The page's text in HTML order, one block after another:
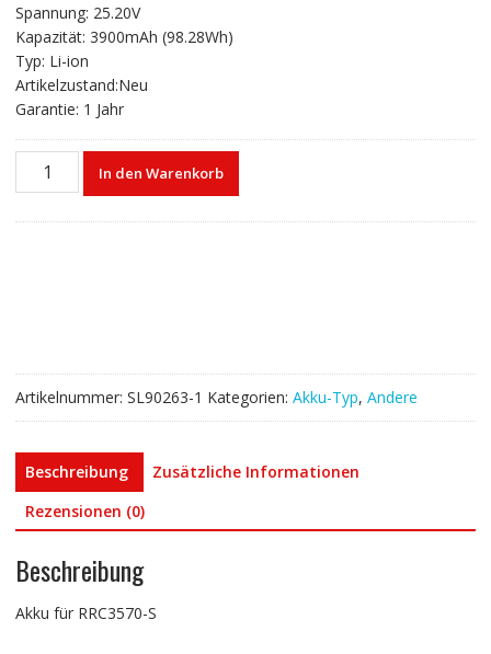
Spannung: 25.20V
Kapazität: 3900mAh (98.28Wh)
Typ: Li-ion
Artikelzustand:Neu
Garantie: 1 Jahr
Akku
In den Warenkorb
Artikelnummer: SL90263-1 Kategorien: Akku-Typ, Andere
Beschreibung
Zusätzliche Informationen
Rezensionen (0)
Beschreibung
Akku für RRC3570-S